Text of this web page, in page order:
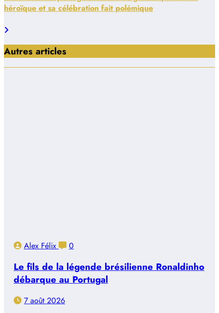
héroïque et sa célébration fait polémique
Autres articles
Alex Félix 0
Le fils de la légende brésilienne Ronaldinho
débarque au Portugal
7 août 2026